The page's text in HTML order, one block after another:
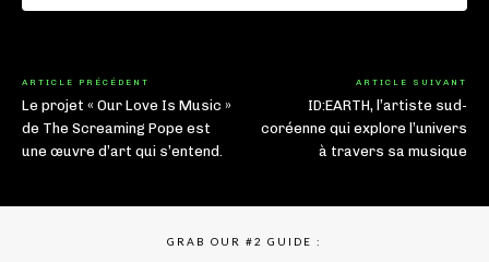
ARTICLE PRÉCÉDENT
Le projet « Our Love Is Music »
de The Screaming Pope est
une œuvre d’art qui s’entend.
ARTICLE SUIVANT
ID:EARTH, l’artiste sud-
coréenne qui explore l’univers
à travers sa musique
GRAB OUR #2 GUIDE :